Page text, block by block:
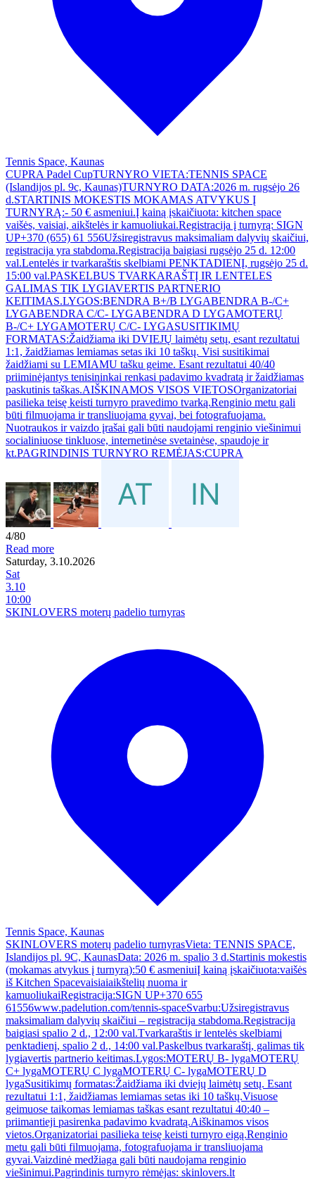
Tennis Space, Kaunas
CUPRA Padel CupTURNYRO VIETA:TENNIS SPACE
(Islandijos pl. 9c, Kaunas)TURNYRO DATA:2026 m. rugsėjo 26
d.STARTINIS MOKESTIS MOKAMAS ATVYKUS Į
TURNYRĄ:- 50 € asmeniui.Į kainą įskaičiuota: kitchen space
vaišės, vaisiai, aikštelės ir kamuoliukai.Registracija į turnyrą: SIGN
UP+370 (655) 61 556Užsiregistravus maksimaliam dalyvių skaičiui,
registracija yra stabdoma.Registracija baigiasi rugsėjo 25 d. 12:00
val.Lentelės ir tvarkaraštis skelbiami PENKTADIENĮ, rugsėjo 25 d.
15:00 val.PASKELBUS TVARKARAŠTĮ IR LENTELES
GALIMAS TIK LYGIAVERTIS PARTNERIO
KEITIMAS.LYGOS:BENDRA B+/B LYGABENDRA B-/C+
LYGABENDRA C/C- LYGABENDRA D LYGAMOTERŲ
B-/C+ LYGAMOTERŲ C/C- LYGASUSITIKIMŲ
FORMATAS:Žaidžiama iki DVIEJŲ laimėtų setų, esant rezultatui
1:1, žaidžiamas lemiamas setas iki 10 taškų. Visi susitikimai
žaidžiami su LEMIAMU tašku geime. Esant rezultatui 40/40
priiminėjantys tenisininkai renkasi padavimo kvadratą ir žaidžiamas
paskutinis taškas.AIŠKINAMOS VISOS VIETOSOrganizatoriai
pasilieka teisę keisti turnyro pravedimo tvarką.Renginio metu gali
būti filmuojama ir transliuojama gyvai, bei fotografuojama.
Nuotraukos ir vaizdo įrašai gali būti naudojami renginio viešinimui
socialiniuose tinkluose, internetinėse svetainėse, spaudoje ir
kt.PAGRINDINIS TURNYRO REMĖJAS:CUPRA
4/80
Read more
Saturday, 3.10.2026
Sat
3.10
10:00
SKINLOVERS moterų padelio turnyras
Tennis Space, Kaunas
SKINLOVERS moterų padelio turnyrasVieta: TENNIS SPACE,
Islandijos pl. 9C, KaunasData: 2026 m. spalio 3 d.Startinis mokestis
(mokamas atvykus į turnyrą):50 € asmeniuiĮ kainą įskaičiuota:vaišės
iš Kitchen Spacevaisiaiaikštelių nuoma ir
kamuoliukaiRegistracija:SIGN UP+370 655
61556www.padelution.com/tennis-spaceSvarbu:Užsiregistravus
maksimaliam dalyvių skaičiui – registracija stabdoma.Registracija
baigiasi spalio 2 d., 12:00 val.Tvarkaraštis ir lentelės skelbiami
penktadienį, spalio 2 d., 14:00 val.Paskelbus tvarkaraštį, galimas tik
lygiavertis partnerio keitimas.Lygos:MOTERŲ B- lygaMOTERŲ
C+ lygaMOTERŲ C lygaMOTERŲ C- lygaMOTERŲ D
lygaSusitikimų formatas:Žaidžiama iki dviejų laimėtų setų. Esant
rezultatui 1:1, žaidžiamas lemiamas setas iki 10 taškų.Visuose
geimuose taikomas lemiamas taškas esant rezultatui 40:40 –
priimantieji pasirenka padavimo kvadratą.Aiškinamos visos
vietos.Organizatoriai pasilieka teisę keisti turnyro eigą.Renginio
metu gali būti filmuojama, fotografuojama ir transliuojama
gyvai.Vaizdinė medžiaga gali būti naudojama renginio
viešinimui.Pagrindinis turnyro rėmėjas: skinlovers.lt